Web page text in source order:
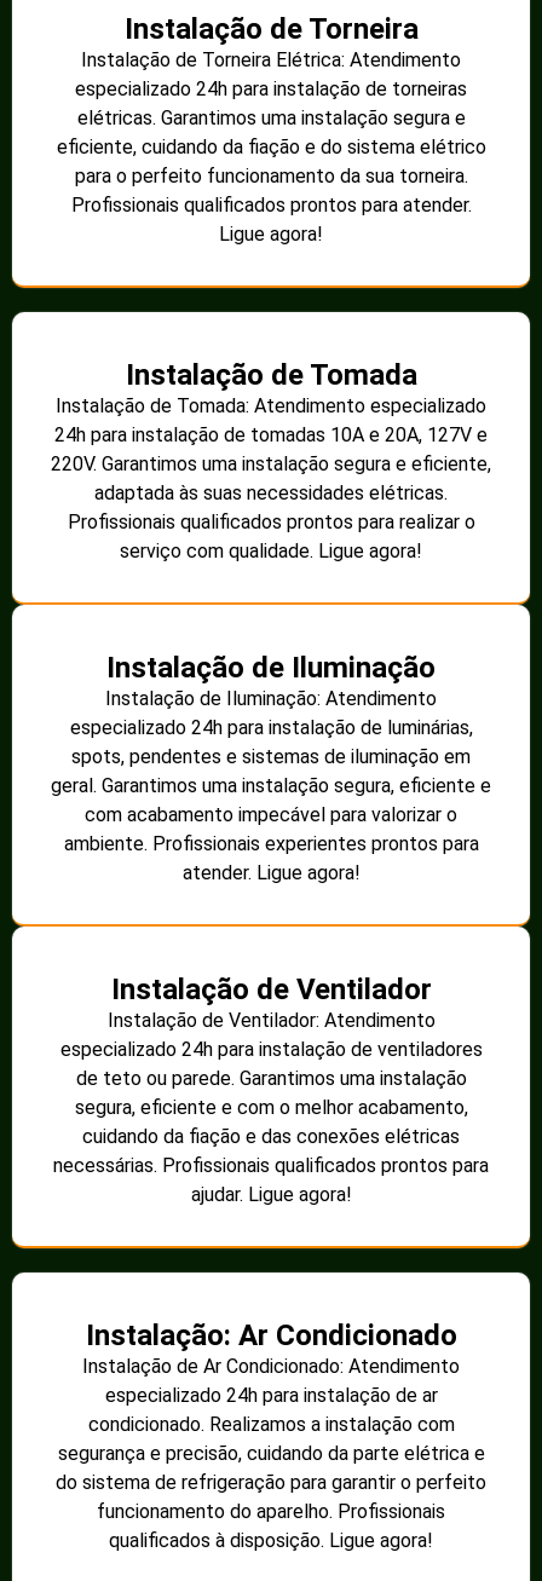
Instalação de Torneira
Instalação de Torneira Elétrica: Atendimento
especializado 24h para instalação de torneiras
elétricas. Garantimos uma instalação segura e
eficiente, cuidando da fiação e do sistema elétrico
para o perfeito funcionamento da sua torneira.
Profissionais qualificados prontos para atender.
Ligue agora!
Instalação de Tomada
Instalação de Tomada: Atendimento especializado
24h para instalação de tomadas 10A e 20A, 127V e
220V. Garantimos uma instalação segura e eficiente,
adaptada às suas necessidades elétricas.
Profissionais qualificados prontos para realizar o
serviço com qualidade. Ligue agora!
Instalação de Iluminação
Instalação de Iluminação: Atendimento
especializado 24h para instalação de luminárias,
spots, pendentes e sistemas de iluminação em
geral. Garantimos uma instalação segura, eficiente e
com acabamento impecável para valorizar o
ambiente. Profissionais experientes prontos para
atender. Ligue agora!
Instalação de Ventilador
Instalação de Ventilador: Atendimento
especializado 24h para instalação de ventiladores
de teto ou parede. Garantimos uma instalação
segura, eficiente e com o melhor acabamento,
cuidando da fiação e das conexões elétricas
necessárias. Profissionais qualificados prontos para
ajudar. Ligue agora!
Instalação: Ar Condicionado
Instalação de Ar Condicionado: Atendimento
especializado 24h para instalação de ar
condicionado. Realizamos a instalação com
segurança e precisão, cuidando da parte elétrica e
do sistema de refrigeração para garantir o perfeito
funcionamento do aparelho. Profissionais
qualificados à disposição. Ligue agora!